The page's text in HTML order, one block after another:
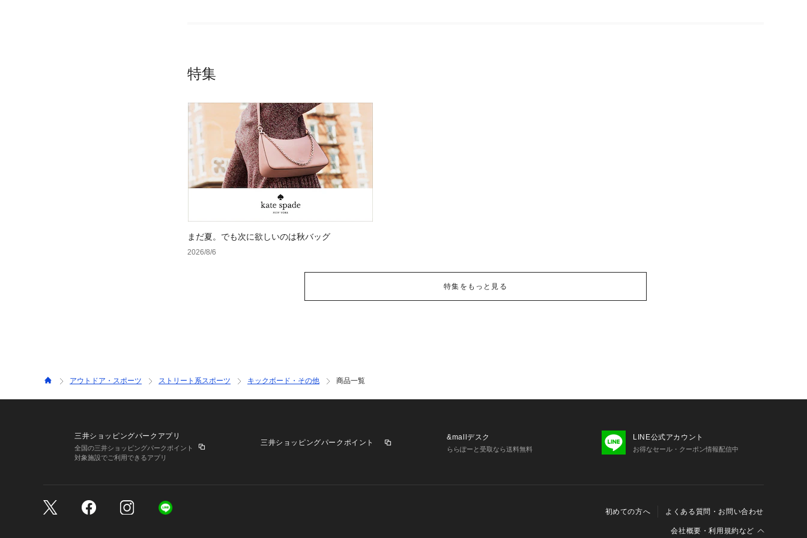
特集
まだ夏。でも次に欲しいのは秋バッグ
2026/8/6
特集をもっと見る
アウトドア・スポーツ ストリート系スポーツ キックボード・その他 商品一覧
三井ショッピングパークアプリ
全国の三井ショッピングパークポイント
対象施設でご利用できるアプリ
三井ショッピングパークポイント
&mallデスク
ららぽーと受取なら送料無料
LINE公式アカウント
お得なセール・クーポン情報配信中
初めての方へ よくある質問・お問い合わせ
会社概要・利用規約など